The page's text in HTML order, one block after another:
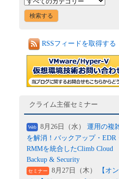
RSSフィードを取得する
クライム主催セミナー
Web 8月26日（水） 運用の複
を解消！バックアップ・EDR
RMMを統合したClimb Cloud
Backup & Security
セミナー 8月27日（木）
【オ